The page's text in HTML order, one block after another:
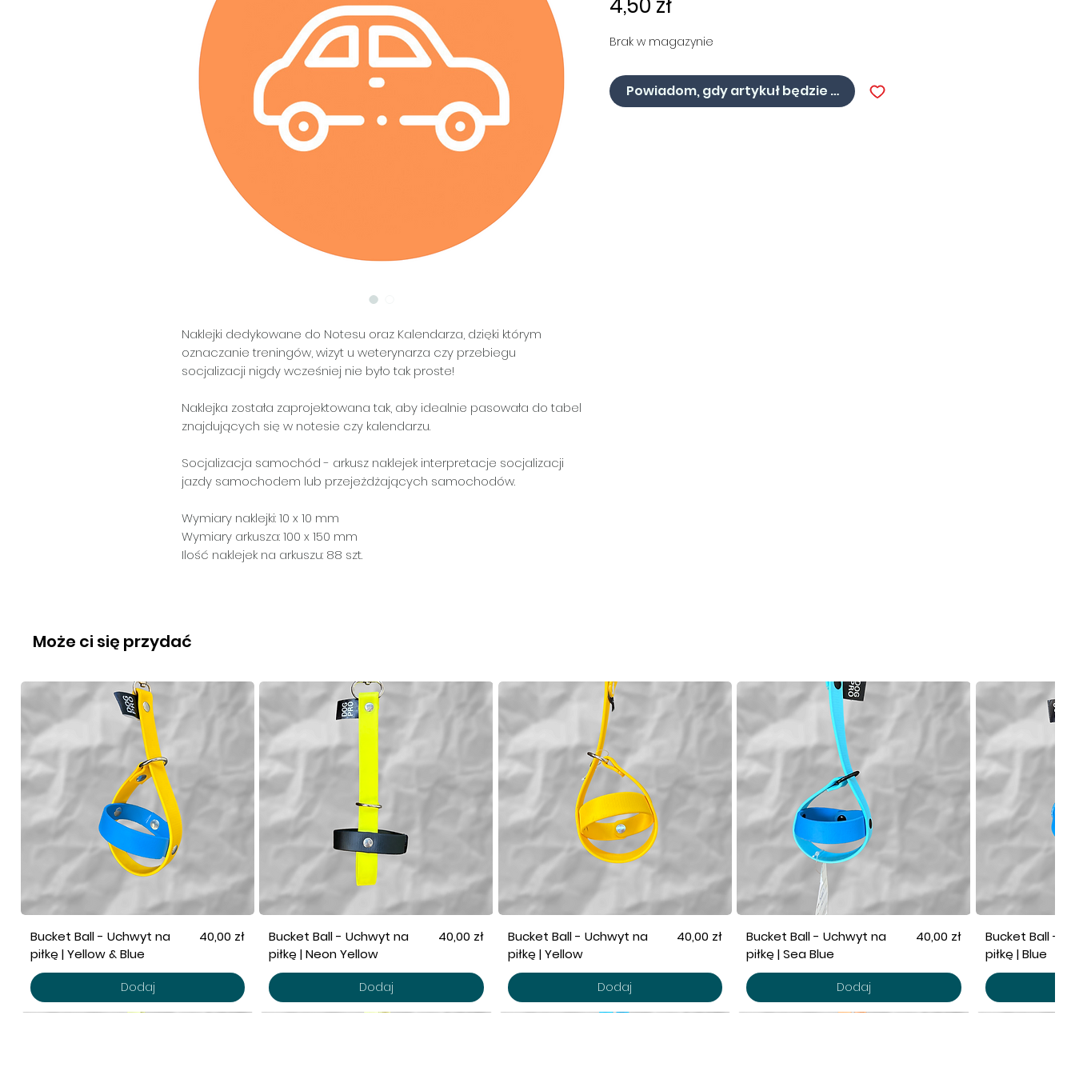
Naklejki dedykowane do Notesu oraz Kalendarza, dzięki którym
oznaczanie treningów, wizyt u weterynarza czy przebiegu
socjalizacji nigdy wcześniej nie było tak proste!
Naklejka została zaprojektowana tak, aby idealnie pasowała do tabel
znajdujących się w notesie czy kalendarzu.
Socjalizacja samochód- arkusz naklejek interpretacje socjalizacji
jazdy samochodem lub przejeżdżających samochodów.
Wymiary naklejki: 10 x 10 mm
Wymiary arkusza: 100 x 150 mm
Ilość naklejek na arkuszu: 88 szt.
Brak w magazynie
Powiadom, gdy artykuł będzie dostępny
Może ci się przydać
Bucket Ball - Uchwyt na
piłkę | Yellow & Blue
Cena
40,00 zł
Dodaj
Bucket Ball - Uchwyt na
piłkę | Neon Yellow
Cena
40,00 zł
Dodaj
Bucket Ball - Uchwyt na
piłkę | Yellow
Cena
40,00 zł
Dodaj
Bucket Ball - Uchwyt na
piłkę | Sea Blue
Cena
40,00 zł
Dodaj
Bucket Ball -
piłkę | Blue